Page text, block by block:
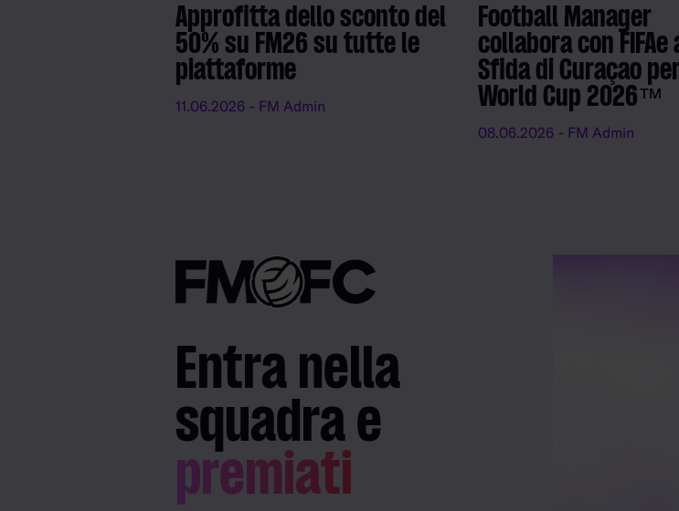
Approfitta dello sconto del
50% su FM26 su tutte le
piattaforme
11.06.2026 - FM Admin
Football Manager
collabora con FIFAe
Sfida di Curaçao per
World Cup 2026™
08.06.2026 - FM Admin
Entra nella
squadra e
premiati